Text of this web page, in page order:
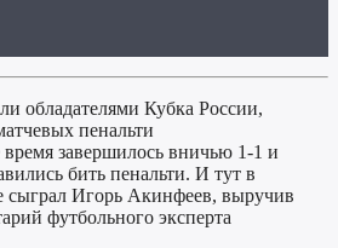
обладателями Кубка России,
пенальти
завершилось вничью 1-1 и
бить пенальти. И тут в
сыграл Игорь Акинфеев, выручив
футбольного эксперта